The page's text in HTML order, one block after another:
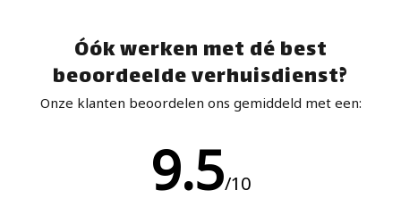
Óók werken met dé best
beoordeelde verhuisdienst?
Onze klanten beoordelen ons gemiddeld met een:
9.5/10